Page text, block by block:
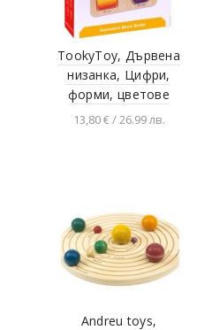
TookyToy, Дървена
низанка, Цифри,
форми, цветове
13,80 € / 26.99 лв.
Andreu toys,